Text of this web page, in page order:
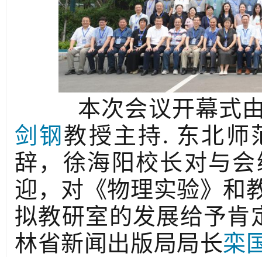
本次会议开幕式由
剑钢 教授主持. 东北师
辞，徐海阳校长对与
迎，对《物理实验》和
拟教研室的发展给予肯
林省新闻出版局局长栾